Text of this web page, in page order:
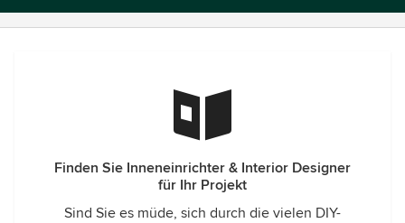
Finden Sie Inneneinrichter & Interior Designer
für Ihr Projekt
Sind Sie es müde, sich durch die vielen DIY-